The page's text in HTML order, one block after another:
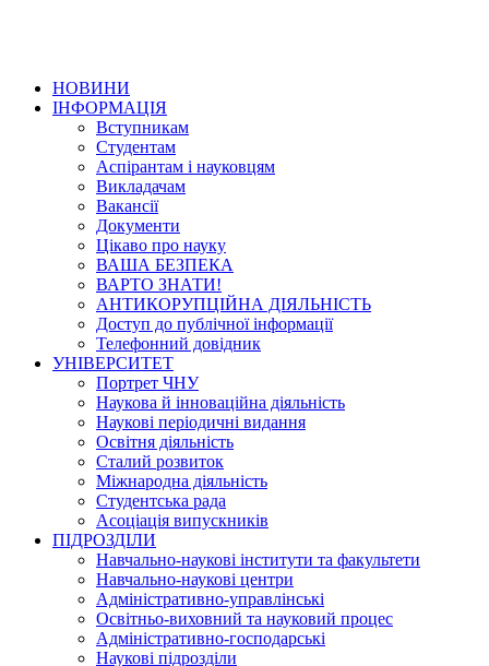
НОВИНИ
ІНФОРМАЦІЯ
Вступникам
Студентам
Аспірантам і науковцям
Викладачам
Вакансії
Документи
Цікаво про науку
ВАША БЕЗПЕКА
ВАРТО ЗНАТИ!
АНТИКОРУПЦІЙНА ДІЯЛЬНІСТЬ
Доступ до публічної інформації
Телефонний довідник
УНІВЕРСИТЕТ
Портрет ЧНУ
Наукова й інноваційна діяльність
Наукові періодичні видання
Освітня діяльність
Сталий розвиток
Міжнародна діяльність
Студентська рада
Асоціація випускників
ПІДРОЗДІЛИ
Навчально-наукові інститути та факультети
Навчально-наукові центри
Адміністративно-управлінські
Освітньо-виховний та науковий процес
Адміністративно-господарські
Наукові підрозділи